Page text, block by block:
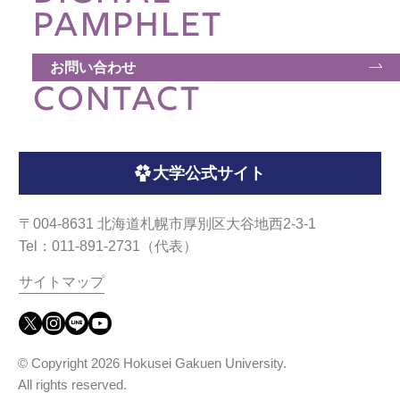
学費・奨学金
〒004-8631 北海道札幌市厚別区大谷地西2-3-1
Tel：011-891-2731（代表）
サイトマップ
© Copyright2026 Hokusei Gakuen University.
PAMPHLET
お問い合わせ
CONTACT
大学公式サイト
〒004-8631 北海道札幌市厚別区大谷地西2-3-1
Tel：011-891-2731（代表）
サイトマップ
© Copyright 2026 Hokusei Gakuen University.
All rights reserved.